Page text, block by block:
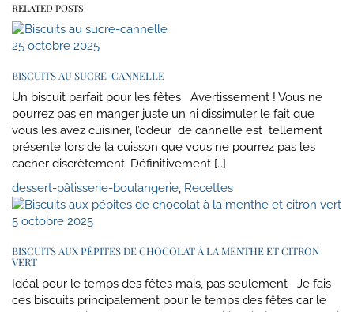
RELATED POSTS
25 octobre 2025
BISCUITS AU SUCRE-CANNELLE
Un biscuit parfait pour les fêtes Avertissement ! Vous ne
pourrez pas en manger juste un ni dissimuler le fait que
vous les avez cuisiner, l’odeur de cannelle est tellement
présente lors de la cuisson que vous ne pourrez pas les
cacher discrètement. Définitivement […]
dessert-pâtisserie-boulangerie, Recettes
5 octobre 2025
BISCUITS AUX PÉPITES DE CHOCOLAT À LA MENTHE ET CITRON
VERT
Idéal pour le temps des fêtes mais, pas seulement Je fais
ces biscuits principalement pour le temps des fêtes car le